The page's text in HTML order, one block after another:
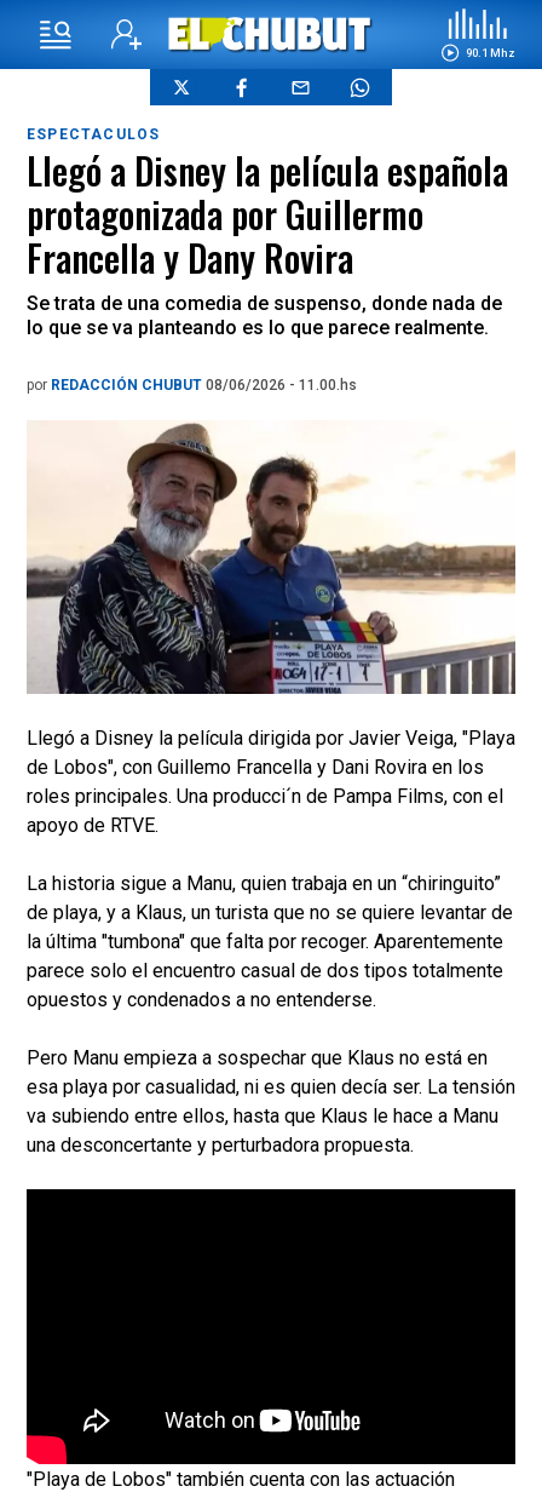
90.1 Mhz
ESPECTACULOS
Llegó a Disney la película española
protagonizada por Guillermo
Francella y Dany Rovira
Se trata de una comedia de suspenso, donde nada de
lo que se va planteando es lo que parece realmente.
por REDACCIÓN CHUBUT 08/06/2026 - 11.00.hs
Llegó a Disney la película dirigida por Javier Veiga, "Playa
de Lobos", con Guillemo Francella y Dani Rovira en los
roles principales. Una producci´n de Pampa Films, con el
apoyo de RTVE.
La historia sigue a Manu, quien trabaja en un “chiringuito”
de playa, y a Klaus, un turista que no se quiere levantar de
la última "tumbona" que falta por recoger. Aparentemente
parece solo el encuentro casual de dos tipos totalmente
opuestos y condenados a no entenderse.
Pero Manu empieza a sospechar que Klaus no está en
esa playa por casualidad, ni es quien decía ser. La tensión
va subiendo entre ellos, hasta que Klaus le hace a Manu
una desconcertante y perturbadora propuesta.
"Playa de Lobos" también cuenta con las actuación